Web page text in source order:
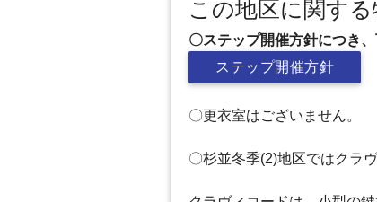
この地区に関す
〇ステップ開催方針につき
ステップ開催方針
〇更衣室はございません。
〇杉並冬季(2)地区ではクラ